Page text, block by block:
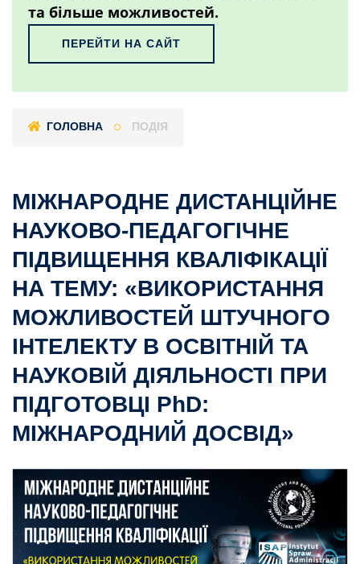
та більше можливостей.
ПЕРЕЙТИ НА САЙТ
ГОЛОВНА ПОДІЯ
МІЖНАРОДНЕ ДИСТАНЦІЙНЕ
НАУКОВО-ПЕДАГОГІЧНЕ
ПІДВИЩЕННЯ КВАЛІФІКАЦІЇ
НА ТЕМУ: «ВИКОРИСТАННЯ
МОЖЛИВОСТЕЙ ШТУЧНОГО
ІНТЕЛЕКТУ В ОСВІТНІЙ ТА
НАУКОВІЙ ДІЯЛЬНОСТІ ПРИ
ПІДГОТОВЦІ PhD:
МІЖНАРОДНИЙ ДОСВІД»